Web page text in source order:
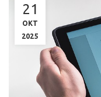
21
ΟΚΤ
2025